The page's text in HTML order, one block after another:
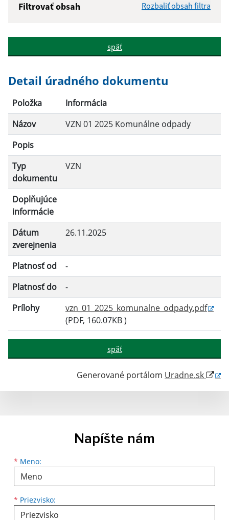
Filtrovať obsah Rozbaliť obsah filtra
Popis:
Dátum zverejnenia do:
Platnosť od:
Platnosť do:
Filtrovať
späť
Detail úradného dokumentu
Položka
Informácia
Názov
VZN 01 2025 Komunálne odpady
Popis
Typ
dokumentu
VZN
Doplňujúce
informácie
Dátum
zverejnenia
26.11.2025
Platnosť od
-
Platnosť do
-
Prílohy
vzn_01_2025_komunalne_odpady.pdf
(PDF, 160.07KB )
späť
Generované portálom Uradne.sk
Napíšte nám
* Meno:
Meno
* Priezvisko:
Priezvisko
E-mailová adresa